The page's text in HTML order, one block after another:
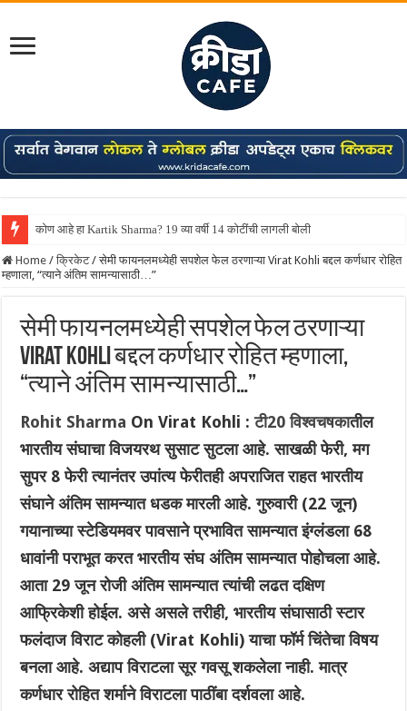
कोण आहे हा Kartik Sharma? 19 व्या वर्षी 14 कोटींची लागली बोली
Home / क्रिकेट / सेमी फायनलमध्येही सपशेल फेल ठरणाऱ्या Virat Kohli बद्दल कर्णधार रोहित
म्हणाला, “त्याने अंतिम सामन्यासाठी…”
सेमी फायनलमध्येही सपशेल फेल ठरणाऱ्या
Virat Kohli बद्दल कर्णधार रोहित म्हणाला,
“त्याने अंतिम सामन्यासाठी…”
Rohit Sharma On Virat Kohli :टी20 विश्वचषकातील
भारतीय संघाचा विजयरथ सुसाट सुटला आहे. साखळी फेरी, मग
सुपर 8 फेरी त्यानंतर उपांत्य फेरीतही अपराजित राहत भारतीय
संघाने अंतिम सामन्यात धडक मारली आहे. गुरुवारी (22 जून)
गयानाच्या स्टेडियमवर पावसाने प्रभावित सामन्यात इंग्लंडला 68
धावांनी पराभूत करत भारतीय संघ अंतिम सामन्यात पोहोचला आहे.
आता 29 जून रोजी अंतिम सामन्यात त्यांची लढत दक्षिण
आफ्रिकेशी होईल. असे असले तरीही, भारतीय संघासाठी स्टार
फलंदाज विराट कोहली (Virat Kohli) याचा फॉर्म चिंतेचा विषय
बनला आहे. अद्याप विराटला सूर गवसू शकलेला नाही. मात्र
कर्णधार रोहित शर्माने विराटला पाठींबा दर्शवला आहे.